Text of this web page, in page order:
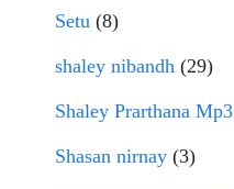
Setu (8)
shaley nibandh (29)
Shaley Prarthana Mp3
Shasan nirnay (3)